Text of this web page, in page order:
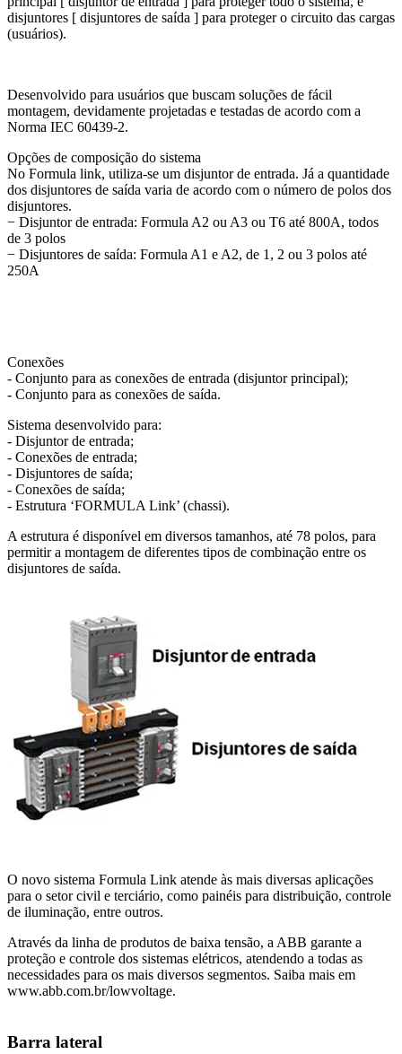
disjuntores [ disjuntores de saída ] para proteger o circuito das cargas
(usuários).
Desenvolvido para usuários que buscam soluções de fácil
montagem, devidamente projetadas e testadas de acordo com a
Norma IEC 60439-2.
Opções de composição do sistema
No Formula link, utiliza-se um disjuntor de entrada. Já a quantidade
dos disjuntores de saída varia de acordo com o número de polos dos
disjuntores.
− Disjuntor de entrada: Formula A2 ou A3 ou T6 até 800A, todos
de 3 polos
− Disjuntores de saída: Formula A1 e A2, de 1, 2 ou 3 polos até
250A
Conexões
- Conjunto para as conexões de entrada (disjuntor principal);
- Conjunto para as conexões de saída.
Sistema desenvolvido para:
- Disjuntor de entrada;
- Conexões de entrada;
- Disjuntores de saída;
- Conexões de saída;
- Estrutura ‘FORMULA Link’ (chassi).
A estrutura é disponível em diversos tamanhos, até 78 polos, para
permitir a montagem de diferentes tipos de combinação entre os
disjuntores de saída.
O novo sistema Formula Link atende às mais diversas aplicações
para o setor civil e terciário, como painéis para distribuição, controle
de iluminação, entre outros.
Através da linha de produtos de baixa tensão, a ABB garante a
proteção e controle dos sistemas elétricos, atendendo a todas as
necessidades para os mais diversos segmentos. Saiba mais em
www.abb.com.br/lowvoltage.
Barra lateral